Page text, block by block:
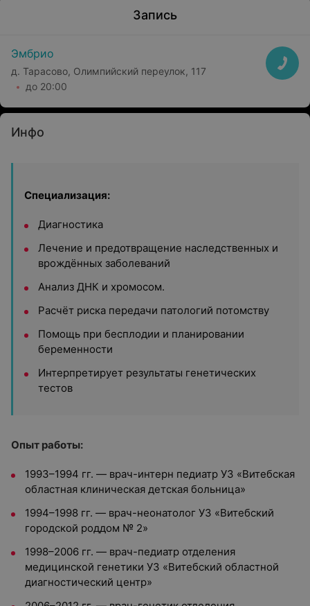
Запись
Эмбрио
д. Тарасово, Олимпийский переулок, 117
до 20:00
Инфо
Специализация:
Диагностика
Лечение и предотвращение наследственных и
врождённых заболеваний
Анализ ДНК и хромосом.
Расчёт риска передачи патологий потомству
Помощь при бесплодии и планировании
беременности
Интерпретирует результаты генетических
тестов
Опыт работы:
1993–1994 гг. — врач-интерн педиатр УЗ «Витебская
областная клиническая детская больница»
1994–1998 гг. — врач-неонатолог УЗ «Витебский
городской роддом № 2»
1998–2006 гг. — врач-педиатр отделения
медицинской генетики УЗ «Витебский областной
диагностический центр»